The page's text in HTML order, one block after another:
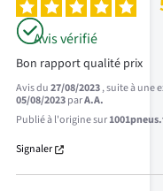
Avis vérifié
Bon rapport qualité prix
Avis du27/08/2023, suite à une
05/08/2023parA.A.
Publié à l'origine sur
Signaler